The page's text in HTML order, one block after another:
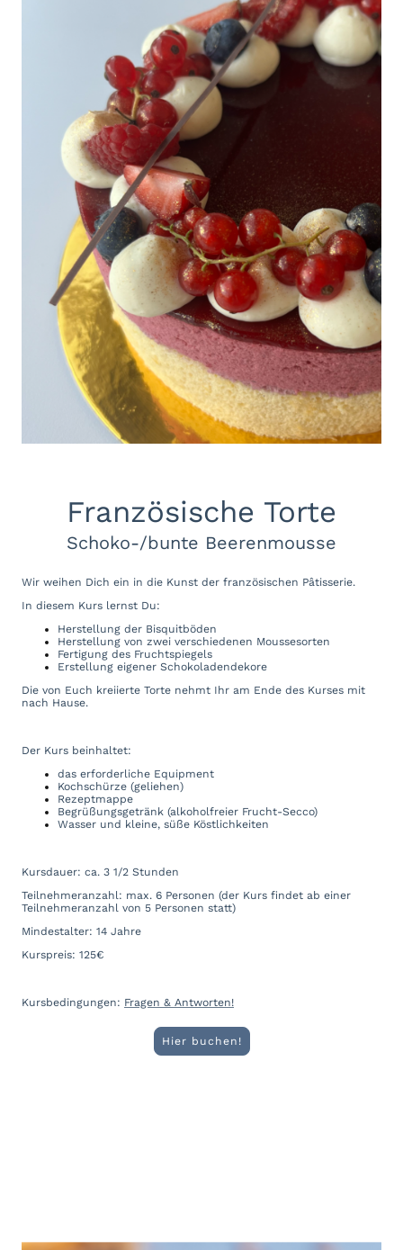
Französische Torte
Schoko-/bunte Beerenmousse
Wir weihen Dich ein in die Kunst der französischen Pâtisserie.
In diesem Kurs lernst Du:
Herstellung der Bisquitböden
Herstellung von zwei verschiedenen Moussesorten
Fertigung des Fruchtspiegels
Erstellung eigener Schokoladendekore
Die von Euch kreiierte Torte nehmt Ihr am Ende des Kurses mit
nach Hause.
Der Kurs beinhaltet:
das erforderliche Equipment
Kochschürze (geliehen)
Rezeptmappe
Begrüßungsgetränk (alkoholfreier Frucht-Secco)
Wasser und kleine, süße Köstlichkeiten
Kursdauer: ca. 3 1/2 Stunden
Teilnehmeranzahl: max. 6 Personen (der Kurs findet ab einer
Teilnehmeranzahl von 5 Personen statt)
Mindestalter: 14 Jahre
Kurspreis: 125€
Kursbedingungen: Fragen & Antworten!
Hier buchen!